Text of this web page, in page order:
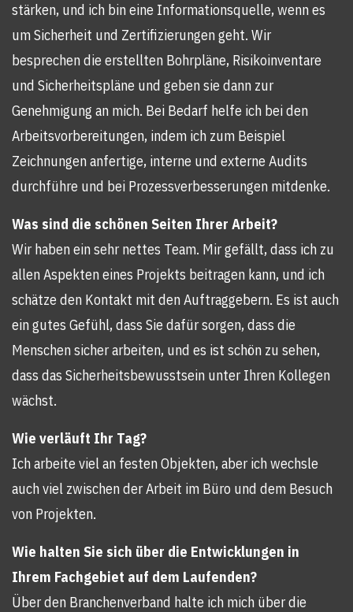
stärken, und ich bin eine Informationsquelle, wenn es
um Sicherheit und Zertifizierungen geht. Wir
besprechen die erstellten Bohrpläne, Risikoinventare
und Sicherheitspläne und geben sie dann zur
Genehmigung an mich. Bei Bedarf helfe ich bei den
Arbeitsvorbereitungen, indem ich zum Beispiel
Zeichnungen anfertige, interne und externe Audits
durchführe und bei Prozessverbesserungen mitdenke.
Was sind die schönen Seiten Ihrer Arbeit?
Wir haben ein sehr nettes Team. Mir gefällt, dass ich zu
allen Aspekten eines Projekts beitragen kann, und ich
schätze den Kontakt mit den Auftraggebern. Es ist auch
ein gutes Gefühl, dass Sie dafür sorgen, dass die
Menschen sicher arbeiten, und es ist schön zu sehen,
dass das Sicherheitsbewusstsein unter Ihren Kollegen
wächst.
Wie verläuft Ihr Tag?
Ich arbeite viel an festen Objekten, aber ich wechsle
auch viel zwischen der Arbeit im Büro und dem Besuch
von Projekten.
Wie halten Sie sich über die Entwicklungen in
Ihrem Fachgebiet auf dem Laufenden?
Über den Branchenverband halte ich mich über die